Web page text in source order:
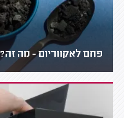
פחם לאקווריום - מה זה?